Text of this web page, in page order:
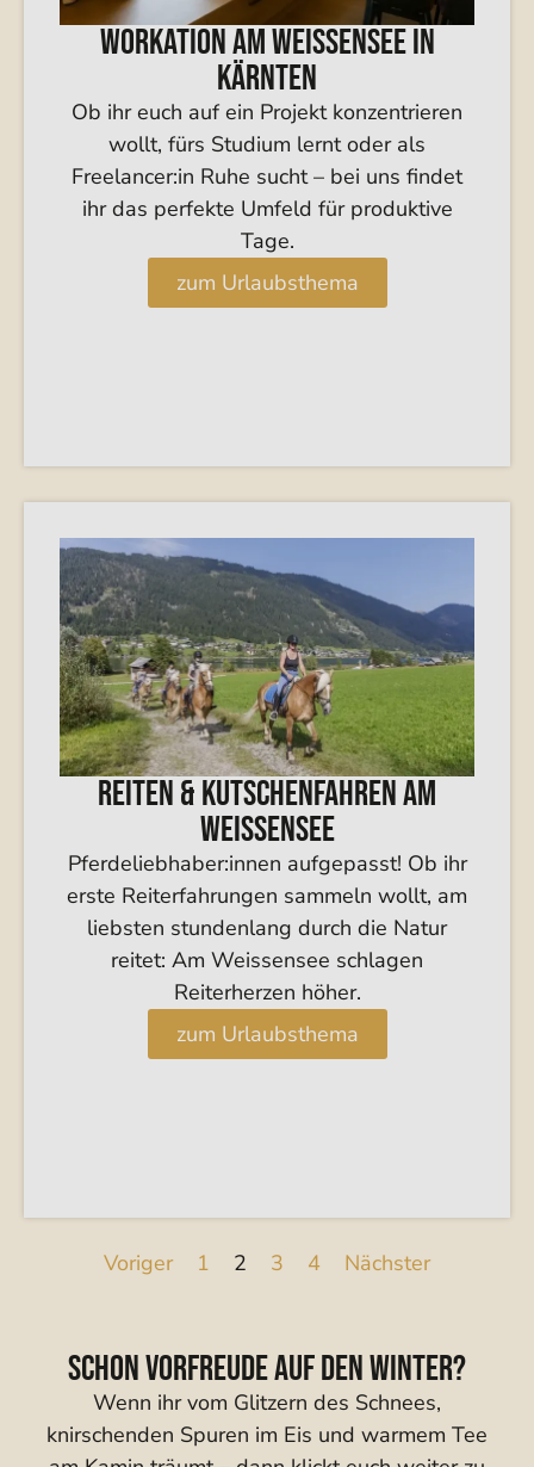
Workation am Weissensee in
Kärnten
Ob ihr euch auf ein Projekt konzentrieren
wollt, fürs Studium lernt oder als
Freelancer:in Ruhe sucht – bei uns findet
ihr das perfekte Umfeld für produktive
Tage.
zum Urlaubsthema
Reiten & Kutschenfahren am
Weissensee
Pferdeliebhaber:innen aufgepasst! Ob ihr
erste Reiterfahrungen sammeln wollt, am
liebsten stundenlang durch die Natur
reitet: Am Weissensee schlagen
Reiterherzen höher.
zum Urlaubsthema
Voriger 1 2 3 4 Nächster
Schon Vorfreude auf den Winter?
Wenn ihr vom Glitzern des Schnees,
knirschenden Spuren im Eis und warmem Tee